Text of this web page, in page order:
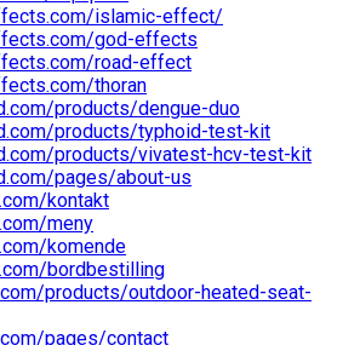
islamic-effect/
god-effects
road-effect
thoran
products/dengue-duo
products/typhoid-test-kit
products/vivatest-hcv-test-kit
pages/about-us
kontakt
meny
komende
bordbestilling
products/outdoor-heated-seat-
pages/contact